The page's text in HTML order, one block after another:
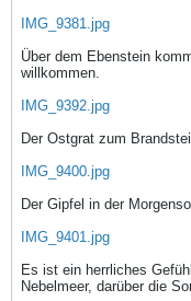
IMG_9381.jpg
Über dem Ebenstein
willkommen.
IMG_9392.jpg
Der Ostgrat zum
IMG_9400.jpg
Der Gipfel in der
IMG_9401.jpg
Es ist ein herrliches
Nebelmeer, darüber die